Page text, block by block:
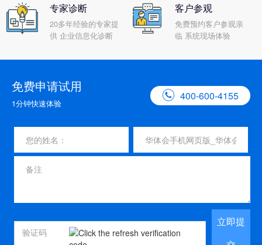
专家诊断
20多年经验的专家提
供 企业信息化诊断
客户参观
免费预约客户参观亲
临 系统现场体验
免费申请试用
1分钟快速体验
 400-600-4155
立即提